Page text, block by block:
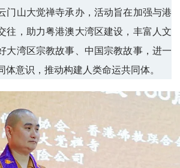
门山大觉禅寺承办，活动旨在加强与港
往，助力粤港澳大湾区建设，丰富人文
大湾区宗教故事、中国宗教故事，进一
意识，推动构建人类命运共同体。